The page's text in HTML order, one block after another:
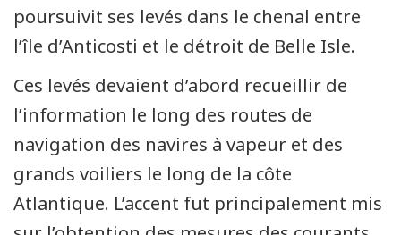
poursuivit ses levés dans le chenal entre
l’île d’Anticosti et le détroit de Belle Isle.
Ces levés devaient d’abord recueillir de
l’information le long des routes de
navigation des navires à vapeur et des
grands voiliers le long de la côte
Atlantique. L’accent fut principalement mis